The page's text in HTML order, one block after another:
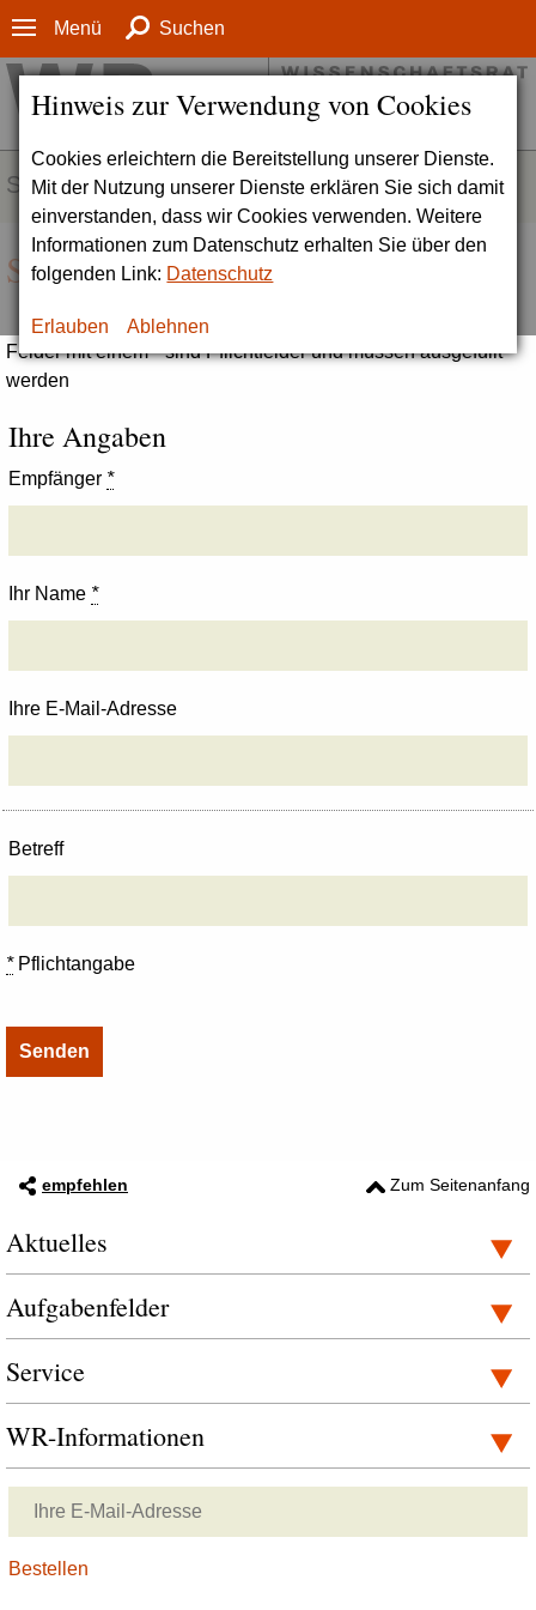
Hinweis zur Verwendung von Cookies
Cookies erleichtern die Bereitstellung unserer Dienste.
Mit der Nutzung unserer Dienste erklären Sie sich damit
einverstanden, dass wir Cookies verwenden. Weitere
Informationen zum Datenschutz erhalten Sie über den
folgenden Link: Datenschutz
Erlauben Ablehnen
Menü Suchen
SERVICE
Seite empfehlen
Felder mit einem * sind Pflichtfelder und müssen ausgefüllt
werden
Ihre Angaben
Empfänger *
Ihr Name *
Ihre E-Mail-Adresse
Betreff
*Pflichtangabe
empfehlen Zum Seitenanfang
Aktuelles
Aufgabenfelder
Service
WR-Informationen